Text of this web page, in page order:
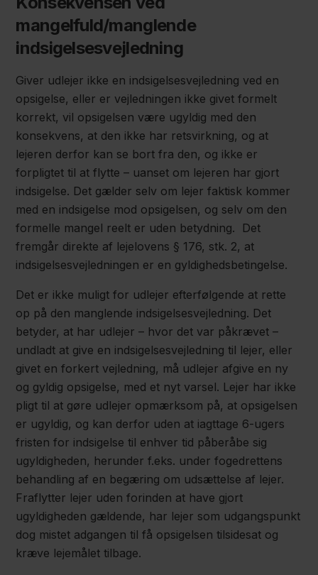
mangelfuld/manglende
indsigelsesvejledning
Giver udlejer ikke en indsigelsesvejledning ved en
opsigelse, eller er vejledningen ikke givet formelt
korrekt, vil opsigelsen være ugyldig med den
konsekvens, at den ikke har retsvirkning, og at
lejeren derfor kan se bort fra den, og ikke er
forpligtet til at flytte – uanset om lejeren har gjort
indsigelse. Det gælder selv om lejer faktisk kommer
med en indsigelse mod opsigelsen, og selv om den
formelle mangel reelt er uden betydning. Det
fremgår direkte af lejelovens § 176, stk. 2, at
indsigelsesvejledningen er en gyldighedsbetingelse.
Det er ikke muligt for udlejer efterfølgende at rette
op på den manglende indsigelsesvejledning. Det
betyder, at har udlejer – hvor det var påkrævet –
undladt at give en indsigelsesvejledning til lejer, eller
givet en forkert vejledning, må udlejer afgive en ny
og gyldig opsigelse, med et nyt varsel. Lejer har ikke
pligt til at gøre udlejer opmærksom på, at opsigelsen
er ugyldig, og kan derfor uden at iagttage 6-ugers
fristen for indsigelse til enhver tid påberåbe sig
ugyldigheden, herunder f.eks. under fogedrettens
behandling af en begæring om udsættelse af lejer.
Fraflytter lejer uden forinden at have gjort
ugyldigheden gældende, har lejer som udgangspunkt
dog mistet adgangen til få opsigelsen tilsidesat og
kræve lejemålet tilbage.